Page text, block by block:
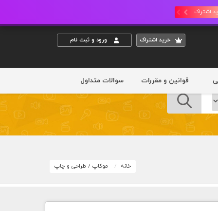
اشتراک
خريد اشتراک ورود و ثبت نام
قوانین و مقررات سوالات متداول
خانه موکاپ / طراحی و چاپ